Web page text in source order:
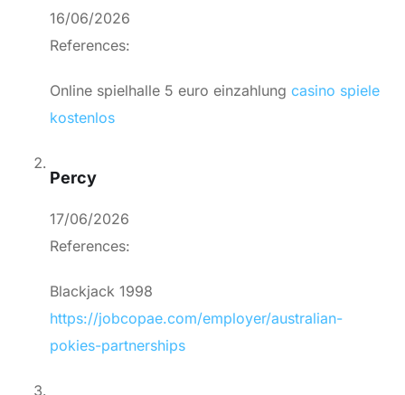
16/06/2026
References:
Online spielhalle 5 euro einzahlung casino spiele
kostenlos
Percy
17/06/2026
References:
Blackjack 1998
https://jobcopae.com/employer/australian-
pokies-partnerships